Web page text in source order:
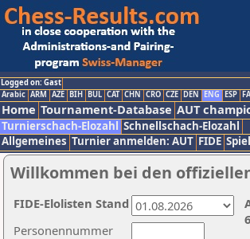
Logged on: Gast
Arabic ARM AZE BIH BUL CAT CHN CRO CZE DEN ENG ESP
Home Tournament-Database AUT
Turnierschach-Elozahl Schnellschach-Elozahl
Allgemeines Turnier anmelden: AUT FIDE
Willkommen bei den
Personennummer
FIDE-Elolisten Stand